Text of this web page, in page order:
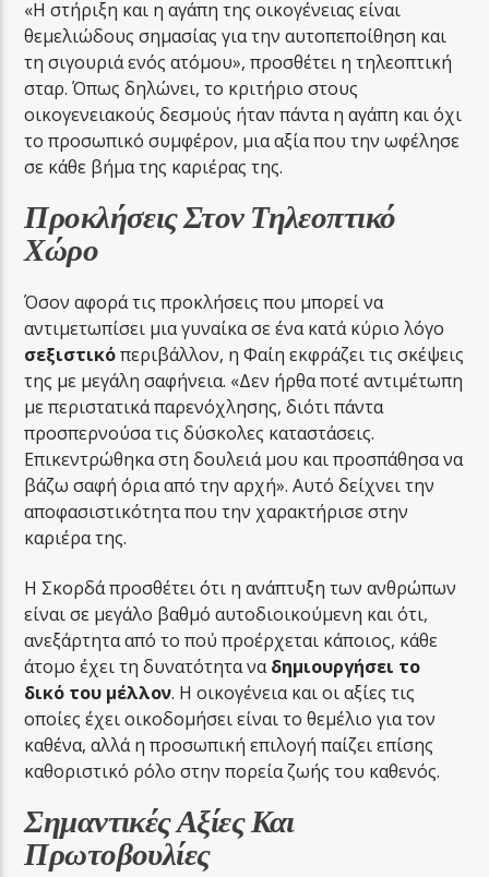
«Η στήριξη και η αγάπη της οικογένειας είναι
θεμελιώδους σημασίας για την αυτοπεποίθηση και
τη σιγουριά ενός ατόμου», προσθέτει η τηλεοπτική
σταρ. Όπως δηλώνει, το κριτήριο στους
οικογενειακούς δεσμούς ήταν πάντα η αγάπη και όχι
το προσωπικό συμφέρον, μια αξία που την ωφέλησε
σε κάθε βήμα της καριέρας της.
Προκλήσεις Στον Τηλεοπτικό
Χώρο
Όσον αφορά τις προκλήσεις που μπορεί να
αντιμετωπίσει μια γυναίκα σε ένα κατά κύριο λόγο
σεξιστικόπεριβάλλον, η Φαίη εκφράζει τις σκέψεις
της με μεγάλη σαφήνεια. «Δεν ήρθα ποτέ αντιμέτωπη
με περιστατικά παρενόχλησης, διότι πάντα
προσπερνούσα τις δύσκολες καταστάσεις.
Επικεντρώθηκα στη δουλειά μου και προσπάθησα να
βάζω σαφή όρια από την αρχή». Αυτό δείχνει την
αποφασιστικότητα που την χαρακτήρισε στην
καριέρα της.
Η Σκορδά προσθέτει ότι η ανάπτυξη των ανθρώπων
είναι σε μεγάλο βαθμό αυτοδιοικούμενη και ότι,
ανεξάρτητα από το πού προέρχεται κάποιος, κάθε
άτομο έχει τη δυνατότητα ναδημιουργήσει το
δικό του μέλλον. Η οικογένεια και οι αξίες τις
οποίες έχει οικοδομήσει είναι το θεμέλιο για τον
καθένα, αλλά η προσωπική επιλογή παίζει επίσης
καθοριστικό ρόλο στην πορεία ζωής του καθενός.
Σημαντικές Αξίες Και
Πρωτοβουλίες